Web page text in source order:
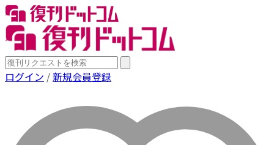
ログイン /新規会員登録